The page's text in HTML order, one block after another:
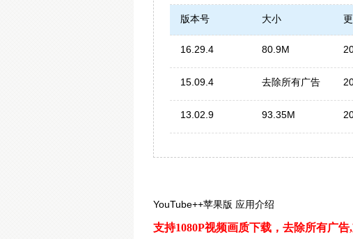
版本号 大小
16.29.4 80.9M
15.09.4 去除所有广告
13.02.9 93.35M
YouTube++苹果版 应用介绍
支持1080P视频画质下载，去除所有广